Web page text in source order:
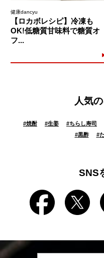
健康dancyu
【ロカボレシピ】冷凍も
OK!低糖質甘味料で糖質オ
フ...
人気
#焼酎 #生姜 #ちらし寿司
#黒酢 #
SNS